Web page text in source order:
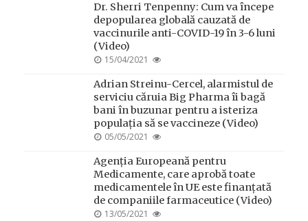
Dr. Sherri Tenpenny: Cum va începe
depopularea globală cauzată de
vaccinurile anti-COVID-19 în 3-6 luni
(Video)
POSTED
15/04/2021
Adrian Streinu-Cercel, alarmistul de
serviciu căruia Big Pharma îi bagă
bani în buzunar pentru a isteriza
populația să se vaccineze (Video)
POSTED
05/05/2021
Agenția Europeană pentru
Medicamente, care aprobă toate
medicamentele în UE este finanțată
de companiile farmaceutice (Video)
POSTED
13/05/2021